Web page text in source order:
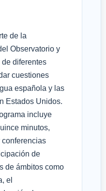
de la
Observatorio y
diferentes
cuestiones
española y las
Estados Unidos.
incluye
minutos,
de
de ámbitos como
el